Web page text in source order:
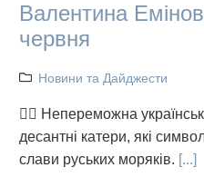
Валентина
червня
Новини та Дайджести
👉🏻 Непереможна
десантні катери, які
слави руських моряків. [...]